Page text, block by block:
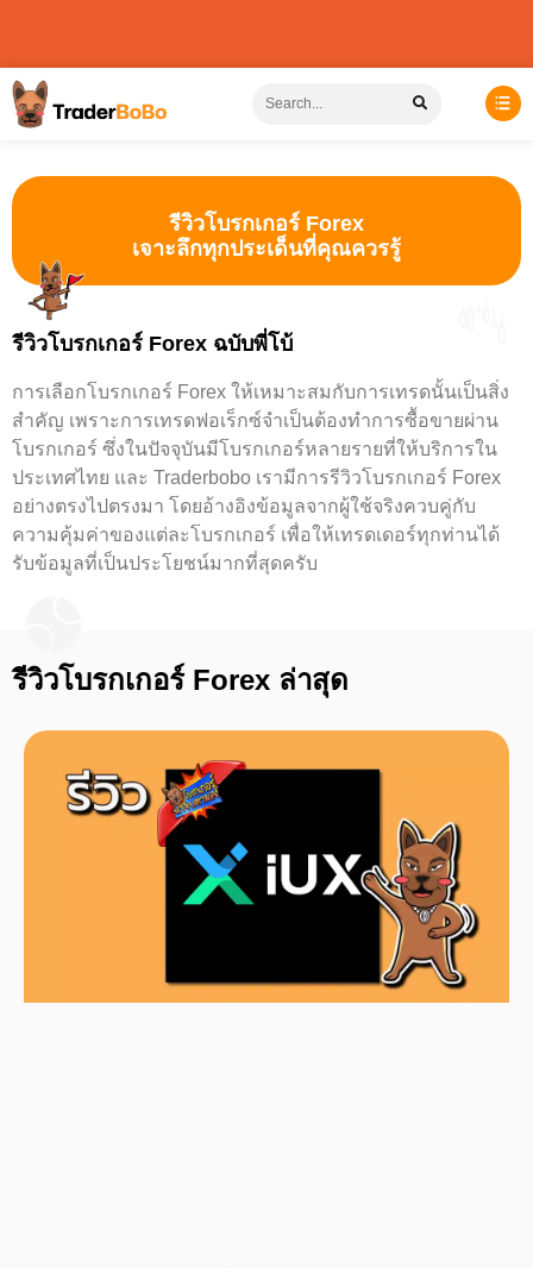
รีวิวโบรกเกอร์ Forex
เจาะลึกทุกประเด็นที่คุณควรรู้
รีวิวโบรกเกอร์ Forex ฉบับพี่โบ้
การเลือกโบรกเกอร์ Forex ให้เหมาะสมกับการเทรดนั้นเป็นสิ่ง
สำคัญ เพราะการเทรดฟอเร็กซ์จำเป็นต้องทำการซื้อขายผ่าน
โบรกเกอร์ ซึ่งในปัจจุบันมีโบรกเกอร์หลายรายที่ให้บริการใน
ประเทศไทย และ Traderbobo เรามีการรีวิวโบรกเกอร์ Forex
อย่างตรงไปตรงมา โดยอ้างอิงข้อมูลจากผู้ใช้จริงควบคู่กับ
ความคุ้มค่าของแต่ละโบรกเกอร์ เพื่อให้เทรดเดอร์ทุกท่านได้
รับข้อมูลที่เป็นประโยชน์มากที่สุดครับ
รีวิวโบรกเกอร์ Forex ล่าสุด